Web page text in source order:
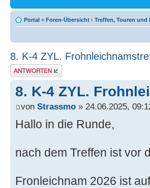
Portal » Foren-Übersicht ‹ Treffen, Touren und
8. K-4 ZYL.
Antwort schreiben
8. K-4 ZYL.
von Strassmo » 24.06.2025,
Hallo in die Runde,
nach dem Treffen ist vor
Fronleichnam 2026 ist